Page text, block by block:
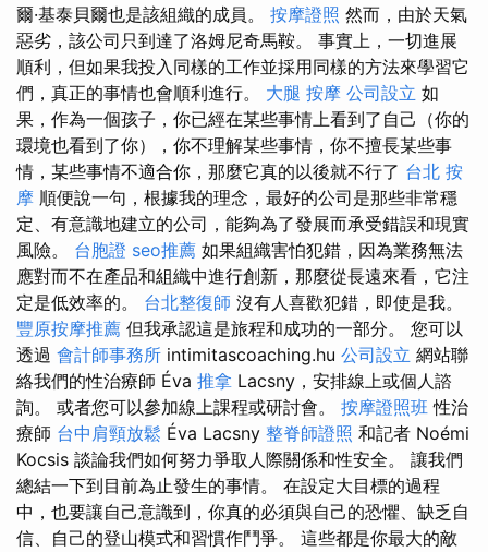
爾·基泰貝爾也是該組織的成員。 按摩證照 然而，由於天氣
惡劣，該公司只到達了洛姆尼奇馬鞍。 事實上，一切進展
順利，但如果我投入同樣的工作並採用同樣的方法來學習它
們，真正的事情也會順利進行。 大腿 按摩 公司設立 如
果，作為一個孩子，你已經在某些事情上看到了自己（你的
環境也看到了你），你不理解某些事情，你不擅長某些事
情，某些事情不適合你，那麼它真的以後就不行了 台北 按
摩 順便說一句，根據我的理念，最好的公司是那些非常穩
定、有意識地建立的公司，能夠為了發展而承受錯誤和現實
風險。 台胞證 seo推薦 如果組織害怕犯錯，因為業務無法
應對而不在產品和組織中進行創新，那麼從長遠來看，它注
定是低效率的。 台北整復師 沒有人喜歡犯錯，即使是我。
豐原按摩推薦 但我承認這是旅程和成功的一部分。 您可以
透過 會計師事務所 intimitascoaching.hu 公司設立 網站聯
絡我們的性治療師 Éva 推拿 Lacsny，安排線上或個人諮
詢。 或者您可以參加線上課程或研討會。 按摩證照班 性治
療師 台中肩頸放鬆 Éva Lacsny 整脊師證照 和記者 Noémi
Kocsis 談論我們如何努力爭取人際關係和性安全。 讓我們
總結一下到目前為止發生的事情。 在設定大目標的過程
中，也要讓自己意識到，你真的必須與自己的恐懼、缺乏自
信、自己的登山模式和習慣作鬥爭。 這些都是你最大的敵